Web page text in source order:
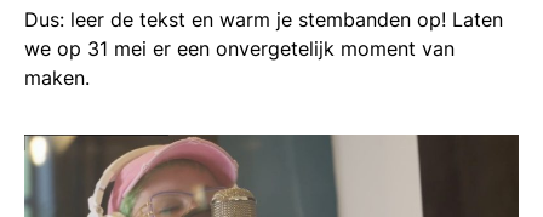
Dus: leer de tekst en warm je stembanden op! Laten
we op 31 mei er een onvergetelijk moment van
maken.